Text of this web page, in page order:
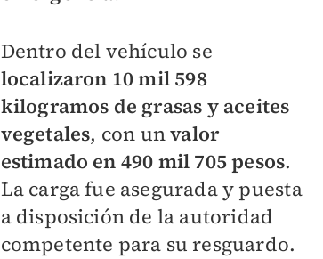
Dentro del vehículo se
localizaron 10 mil 598
kilogramos de grasas y aceites
vegetales, con unvalor
estimado en 490 mil 705 pesos.
La carga fue asegurada y puesta
a disposición de la autoridad
competente para su resguardo.